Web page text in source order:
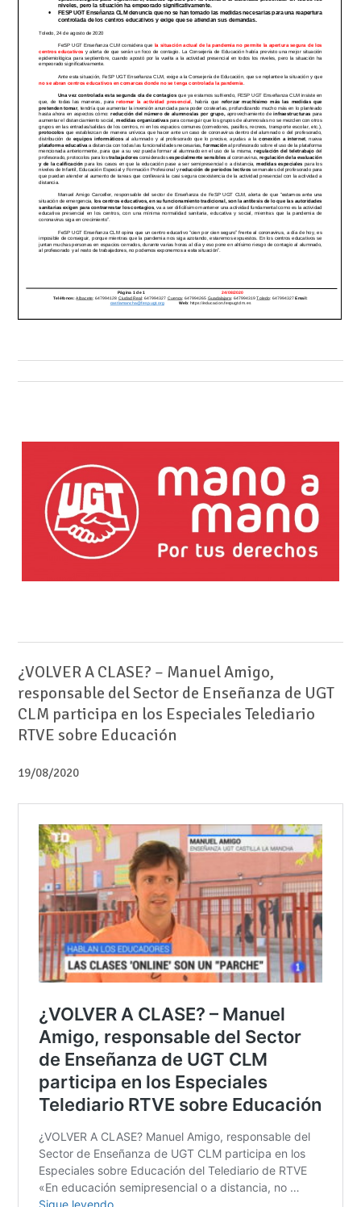
¿VOLVER A CLASE? – Manuel Amigo,
responsable del Sector de Enseñanza de UGT
CLM participa en los Especiales Telediario
RTVE sobre Educación
19/08/2020